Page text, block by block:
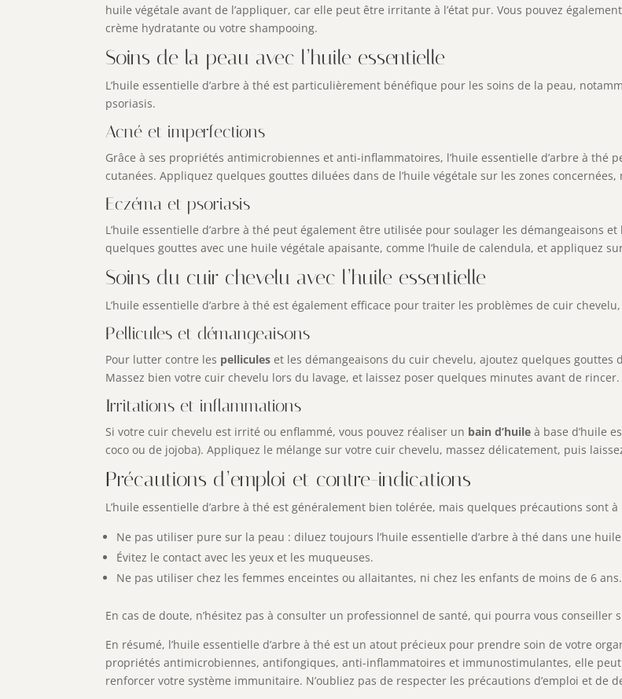
huile végétale avant de l’appliquer, car elle peut être irritante à l’état pur. Vous pouvez
crème hydratante ou votre shampooing.
Soins de la peau avec l’huile essentielle
L’huile essentielle d’arbre à thé est particulièrement bénéfique pour les soins de la peau,
psoriasis.
Acné et imperfections
Grâce à ses propriétés antimicrobiennes et anti-inflammatoires, l’huile essentielle d’arbre à thé
cutanées. Appliquez quelques gouttes diluées dans de l’huile végétale sur les zones concernées,
Eczéma et psoriasis
L’huile essentielle d’arbre à thé peut également être utilisée pour soulager les démangeaisons et
quelques gouttes avec une huile végétale apaisante, comme l’huile de calendula, et appliquez
Soins du cuir chevelu avec l’huile essentielle
L’huile essentielle d’arbre à thé est également efficace pour traiter les problèmes de cuir
Pellicules et démangeaisons
Pour lutter contre les pellicules et les démangeaisons du cuir chevelu, ajoutez quelques gouttes
Massez bien votre cuir chevelu lors du lavage, et laissez poser quelques minutes avant de rincer.
Irritations et inflammations
Si votre cuir chevelu est irrité ou enflammé, vous pouvez réaliser un bain d’huile à base d’huile
coco ou de jojoba). Appliquez le mélange sur votre cuir chevelu, massez délicatement, puis
Précautions d’emploi et contre-indications
L’huile essentielle d’arbre à thé est généralement bien tolérée, mais quelques précautions sont
Ne pas utiliser pure sur la peau : diluez toujours l’huile essentielle d’arbre à thé dans une
Évitez le contact avec les yeux et les muqueuses.
Ne pas utiliser chez les femmes enceintes ou allaitantes, ni chez les enfants de moins de 6 ans.
En cas de doute, n’hésitez pas à consulter un professionnel de santé, qui pourra vous conseiller
En résumé, l’huile essentielle d’arbre à thé est un atout précieux pour prendre soin de votre
propriétés antimicrobiennes, antifongiques, anti-inflammatoires et immunostimulantes, elle
renforcer votre système immunitaire. N’oubliez pas de respecter les précautions d’emploi et de